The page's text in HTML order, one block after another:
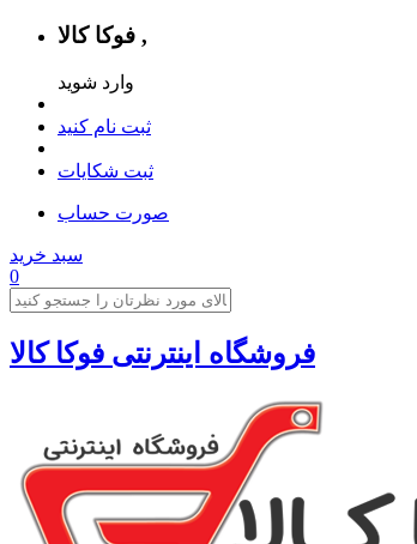
فوکا کالا ,
وارد شوید
ثبت نام کنید
ثبت شکایات
صورت حساب
سبد خرید
0
فروشگاه اینترنتی فوکا کالا